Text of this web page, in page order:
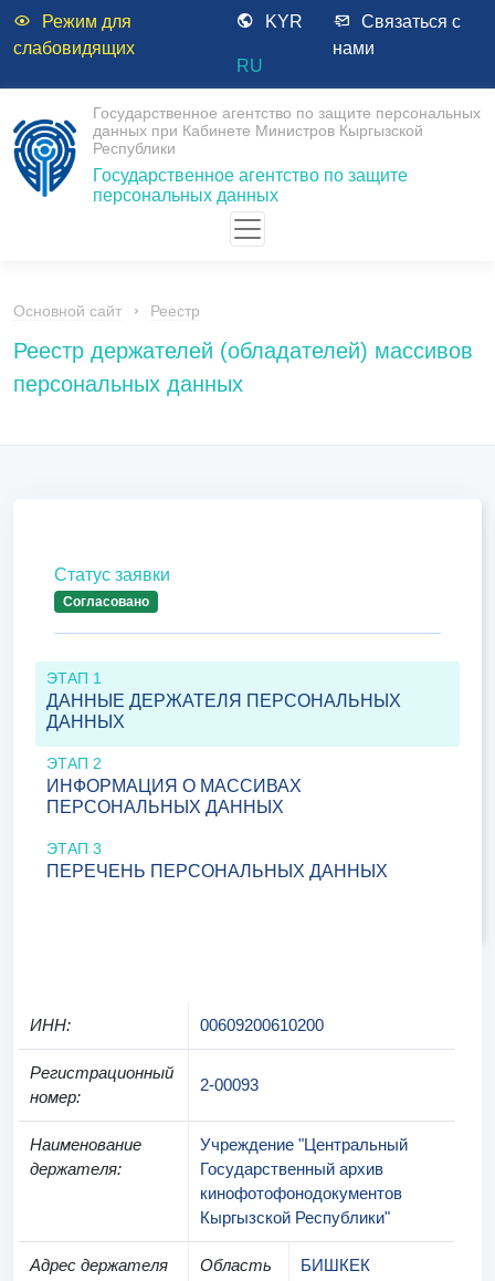
Режим для
слабовидящих
KYR
RU
Связаться с
нами
Государственное агентство по защите персональных
данных при Кабинете Министров Кыргызской
Республики
Государственное агентство по защите
персональных данных
Основной сайт Реестр
Реестр держателей (обладателей) массивов
персональных данных
Статус заявки
Согласовано
ЭТАП 1
ДАННЫЕ ДЕРЖАТЕЛЯ ПЕРСОНАЛЬНЫХ
ДАННЫХ
ЭТАП 2
ИНФОРМАЦИЯ О МАССИВАХ
ПЕРСОНАЛЬНЫХ ДАННЫХ
ЭТАП 3
ПЕРЕЧЕНЬ ПЕРСОНАЛЬНЫХ ДАННЫХ
ИНН: 00609200610200
Регистрационный
номер:
2-00093
Наименование
держателя:
Учреждение "Центральный
Государственный архив
кинофотофонодокументов
Кыргызской Республики"
Адрес держателя Область БИШКЕК